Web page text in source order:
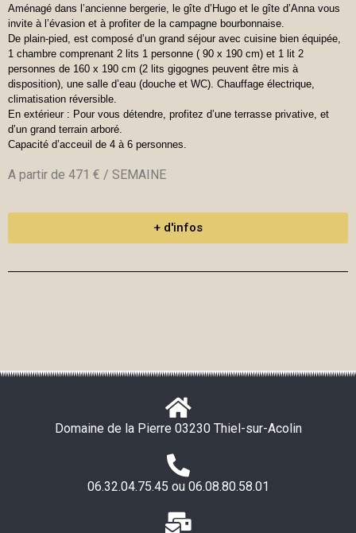
Aménagé dans l’ancienne bergerie, le gîte d’Hugo et le gîte d’Anna vous
invite à l’évasion et à profiter de la campagne bourbonnaise.
De plain-pied, est composé d’un grand séjour avec cuisine bien équipée,
1 chambre comprenant 2 lits 1 personne ( 90 x 190 cm) et 1 lit 2
personnes de 160 x 190 cm (2 lits gigognes peuvent être mis à
disposition), une salle d’eau (douche et WC). Chauffage électrique,
climatisation réversible.
En extérieur : Pour vous détendre, profitez d’une terrasse privative, et
d’un grand terrain arboré.
Capacité d’acceuil de 4 à 6 personnes.
A partir de 471 € / SEMAINE
+ d'infos
Domaine de la Pierre 03230 Thiel-sur-Acolin
06.32.04.75.45 ou 06.08.80.58.01